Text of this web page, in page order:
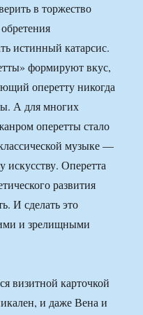
в торжество
истинный катарсис.
формируют вкус,
оперетту никогда
А для многих
оперетты стало
музыке —
искусству. Оперетта
развития
И сделать это
и зрелищными
визитной карточкой
и даже Вена и